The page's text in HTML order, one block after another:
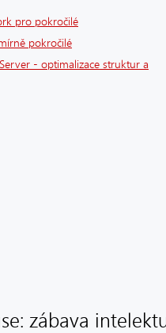
pro pokročilé
pokročilé
- optimalizace struktur a
zábava